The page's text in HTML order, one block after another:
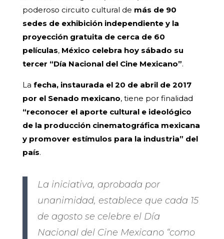
poderoso circuito cultural de más de 90
sedes de exhibición independiente y la
proyección gratuita de cerca de 60
películas, México celebra hoy sábado su
tercer “Día Nacional del Cine Mexicano”.
La fecha, instaurada el 20 de abril de 2017
por el Senado mexicano, tiene por finalidad
“reconocer el aporte cultural e ideológico
de la producción cinematográfica mexicana
y promover estímulos para la industria” del
país.
La iniciativa, aprobada por
unanimidad, establece que cada 15
de agosto se celebre el Día
Nacional del Cine Mexicano “como